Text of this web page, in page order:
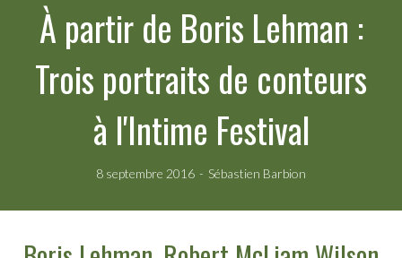
À partir de Boris Lehman :
Trois portraits de conteurs
à l'Intime Festival
8 septembre 2016 Sébastien Barbion